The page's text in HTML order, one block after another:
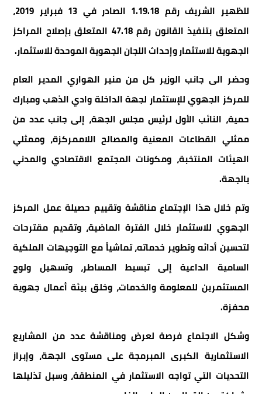
للظهير الشريف رقم 1.19.18 الصادر في 13 فبراير 2019،
المتعلق بتنفيذ القانون رقم 47.18 المتعلق بإصلاح المراكز
الجهوية للاستثمار وإحداث اللجان الجهوية الموحدة للاستثمار.
وحضر الى جانب الوزير كل من منير الهواري المدير العام
للمركز الجهوي للإستثمار لجهة الداخلة وادي الذهب ومبارك
حمية، النائب الأول لرئيس مجلس الجهة، إلى جانب عدد من
ممثلي القطاعات المعنية والمصالح اللاممركزة، وممثلي
الهيئات المنتخبة، ومكونات المجتمع الاقتصادي والمدني
بالجهة.
وتم خلال هذا الإجتماع مناقشة وتقييم حصيلة عمل المركز
الجهوي للاستثمار خلال الفترة الماضية، وتقديم مقترحات
لتحسين أدائه وتطوير خدماته، تماشياً مع التوجيهات الملكية
السامية الداعية إلى تبسيط المساطر، وتسهيل ولوج
المستثمرين للمعلومة والخدمات، وخلق بيئة أعمال جهوية
محفزة.
وشكل الاجتماع فرصة لعرض ومناقشة عدد من المشاريع
الاستثمارية الكبرى المبرمجة على مستوى الجهة، وإبراز
التحديات التي تواجه الاستثمار في المنطقة، وسبل تذليلها